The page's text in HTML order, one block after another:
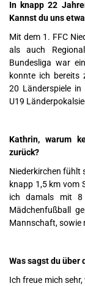
In knapp 22
Kannst du uns
Mit dem 1. FFC
als auch
Bundesliga war
konnte ich bereits
20 Länderspiele
U19
Kathrin, warum
zurück?
Niederkirchen fühlt
knapp 1,5 km vom
ich damals mit 8
Mädchenfußball
Mannschaft, sowie
Was sagst du über
Ich freue mich